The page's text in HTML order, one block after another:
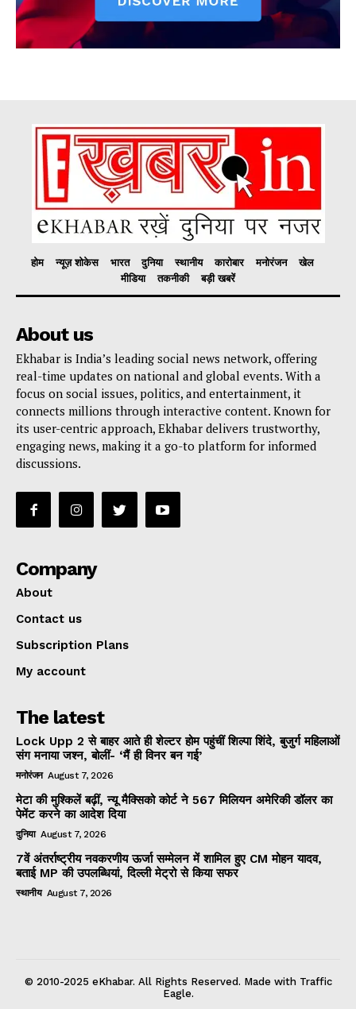
होम न्यूज़ शोकेस भारत दुनिया स्थानीय कारोबार मनोरंजन
खेल
मीडिया
तकनीकी बड़ी खबरें
About us
Ekhabar is India’s leading social news network, offering
real-time updates on national and global events. With a
focus on social issues, politics, and entertainment, it
connects millions through interactive content. Known for
its user-centric approach, Ekhabar delivers trustworthy,
engaging news, making it a go-to platform for informed
discussions.
Company
About
Contact us
Subscription Plans
My account
The latest
Lock Upp 2 से बाहर आते ही शेल्टर होम पहुंचीं शिल्पा शिंदे, बुजुर्ग महिलाओं
संग मनाया जश्न, बोलीं- ‘मैं ही विनर बन गई’
मनोरंजन August 7, 2026
मेटा की मुश्किलें बढ़ीं, न्यू मैक्सिको कोर्ट ने 567 मिलियन अमेरिकी डॉलर का
पेमेंट करने का आदेश दिया
दुनिया August 7, 2026
7वें अंतर्राष्ट्रीय नवकरणीय ऊर्जा सम्मेलन में शामिल हुए CM मोहन यादव,
बताई MP की उपलब्धियां, दिल्ली मेट्रो से किया सफर
स्थानीय August 7, 2026
© 2010-2025 eKhabar. All Rights Reserved. Made with Traffic
Eagle.